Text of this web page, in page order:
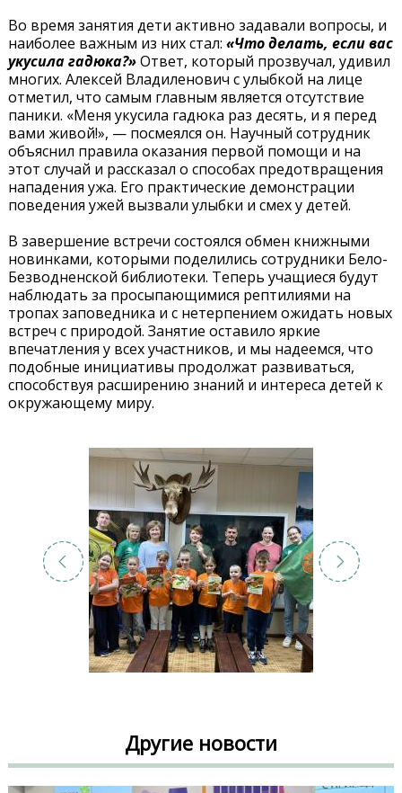
Во время занятия дети активно задавали вопросы, и
наиболее важным из них стал: «Что делать, если вас
укусила гадюка?»Ответ, который прозвучал, удивил
многих. Алексей Владиленович с улыбкой на лице
отметил, что самым главным является отсутствие
паники. «Меня укусила гадюка раз десять, и я перед
вами живой!», — посмеялся он. Научный сотрудник
объяснил правила оказания первой помощи и на
этот случай и рассказал о способах предотвращения
нападения ужа. Его практические демонстрации
поведения ужей вызвали улыбки и смех у детей.
В завершение встречи состоялся обмен книжными
новинками, которыми поделились сотрудники Бело-
Безводненской библиотеки. Теперь учащиеся будут
наблюдать за просыпающимися рептилиями на
тропах заповедника и с нетерпением ожидать новых
встреч с природой. Занятие оставило яркие
впечатления у всех участников, и мы надеемся, что
подобные инициативы продолжат развиваться,
способствуя расширению знаний и интереса детей к
окружающему миру.
Другие новости